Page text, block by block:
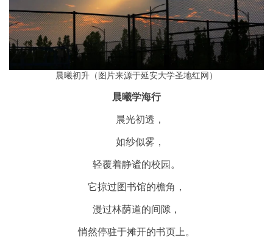
晨曦初升（图片来源于延安大学圣地红网）
晨曦学海行
晨光初透，
如纱似雾，
轻覆着静谧的校园。
它掠过图书馆的檐角，
漫过林荫道的间隙，
悄然停驻于摊开的书页上。